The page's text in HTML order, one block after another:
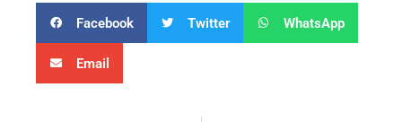
Facebook Twitter WhatsApp
Email